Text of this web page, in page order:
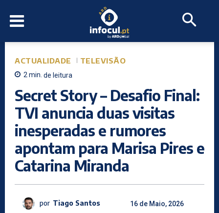
ACTUALIDADE TELEVISÃO
2min. de leitura
Secret Story – Desafio Final:
TVI anuncia duas visitas
inesperadas e rumores
apontam para Marisa Pires e
Catarina Miranda
por Tiago Santos 16 de Maio, 2026